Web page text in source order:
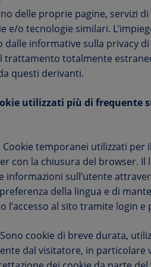
delle proprie pagine, servizi
e/o tecnologie similari.
dalle informative sulla privacy
trattamento totalmente
questi derivanti.
utilizzati più di frequente
Cookie temporanei utilizzati
con la chiusura del browser.
sull’utente
della lingua e di
l’accesso al sito tramite login e
cookie di breve durata,
dal visitatore, in particolare